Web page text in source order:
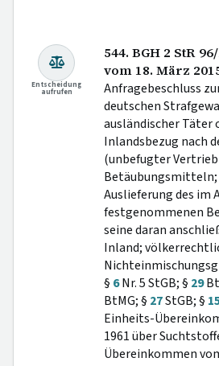
Entscheidung
aufrufen
544. BGH 2 StR
vom 18. März
Anfragebeschluss
deutschen
ausländischer Täter
Inlandsbezug nach
(unbefugter
Betäubungsmitteln;
Auslieferung des im
festgenommenen
seine daran
Inland;
§ 6Nr. 5 StGB; § 29
BtMG; § 27StGB; §
Einheits-
1961 über
Übereinkommen